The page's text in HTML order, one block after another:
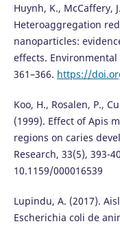
Huynh, K., McCaffery,
Heteroaggregation
nanoparticles:
effects. Environmental
361–366. https://
Koo, H., Rosalen, P.,
(1999). Effect of Apis
regions on caries
Research, 33(5), 393-
10.1159/000016539
Lupindu, A. (2017).
Escherichia coli de